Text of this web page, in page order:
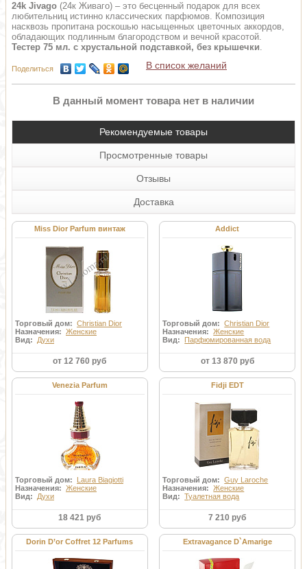
24k Jivago (24к Живаго) – это бесценный подарок для всех
любительниц истинно классических парфюмов. Композиция
насквозь пропитана роскошью насыщенных цветочных аккордов,
обладающих подлинным благородством и вечной красотой.
Тестер 75 мл. с хрустальной подставкой, без крышечки.
Поделиться В список желаний
В данный момент товара нет в наличии
Рекомендуемые товары
Просмотренные товары
Отзывы
Доставка
Miss Dior Parfum винтаж
Торговый дом: Christian Dior
Назначения: Женские
Вид: Духи
от 12 760 руб
Addict
Торговый дом:Christian Dior
Назначения:Женские
Вид:
Парфюмированная вода
от 13 870 руб
Venezia Parfum
Торговый дом:
Laura Biagiotti
Назначения: Женские
Вид: Духи
18 421 руб
Fidji EDT
Торговый дом:Guy Laroche
Назначения:Женские
Вид:Туалетная вода
7 210 руб
Dorin D’or Coffret 12 Parfums Extravagance D`Amarige